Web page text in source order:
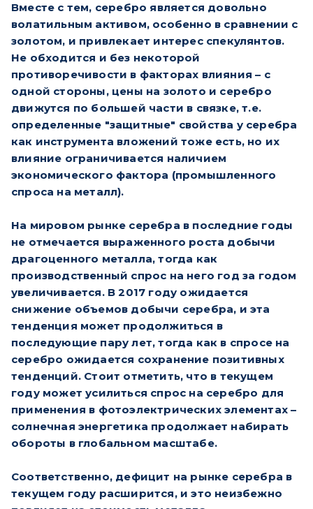
Вместе с тем, серебро является довольно
волатильным активом, особенно в сравнении с
золотом, и привлекает интерес спекулянтов.
Не обходится и без некоторой
противоречивости в факторах влияния – с
одной стороны, цены на золото и серебро
движутся по большей части в связке, т.е.
определенные "защитные" свойства у серебра
как инструмента вложений тоже есть, но их
влияние ограничивается наличием
экономического фактора (промышленного
спроса на металл).
На мировом рынке серебра в последние годы
не отмечается выраженного роста добычи
драгоценного металла, тогда как
производственный спрос на него год за годом
увеличивается. В 2017 году ожидается
снижение объемов добычи серебра, и эта
тенденция может продолжиться в
последующие пару лет, тогда как в спросе на
серебро ожидается сохранение позитивных
тенденций. Стоит отметить, что в текущем
году может усилиться спрос на серебро для
применения в фотоэлектрических элементах –
солнечная энергетика продолжает набирать
обороты в глобальном масштабе.
Соответственно, дефицит на рынке серебра в
текущем году расширится, и это неизбежно